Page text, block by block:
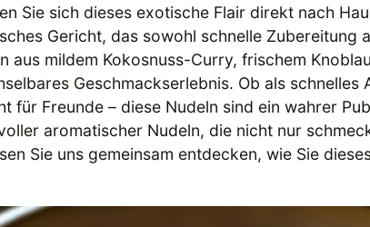
Sie sich dieses exotische Flair direkt nach
Gericht, das sowohl schnelle Zubereitung
aus mildem Kokosnuss-Curry, frischem
Geschmackserlebnis. Ob als schnelles
für Freunde – diese Nudeln sind ein wahrer
aromatischer Nudeln, die nicht nur
Sie uns gemeinsam entdecken, wie Sie